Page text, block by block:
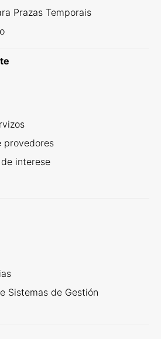
Prazas Temporais
provedores
interese
Sistemas de Gestión